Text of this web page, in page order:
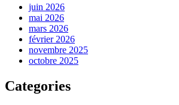
juin 2026
mai 2026
mars 2026
février 2026
novembre 2025
octobre 2025
Categories